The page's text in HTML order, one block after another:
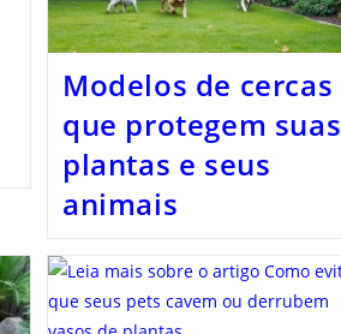
Modelos de cercas
que protegem suas
plantas e seus
animais